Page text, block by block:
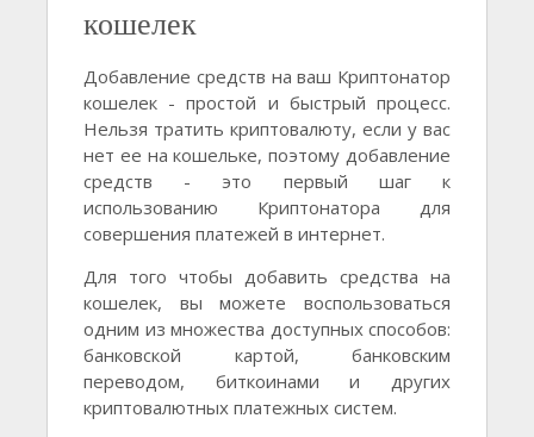
кошелек
Добавление средств на ваш Криптонатор
кошелек - простой и быстрый процесс.
Нельзя тратить криптовалюту, если у вас
нет ее на кошельке, поэтому добавление
средств - это первый шаг к
использованию Криптонатора для
совершения платежей в интернет.
Для того чтобы добавить средства на
кошелек, вы можете воспользоваться
одним из множества доступных способов:
банковской картой, банковским
переводом, биткоинами и других
криптовалютных платежных систем.